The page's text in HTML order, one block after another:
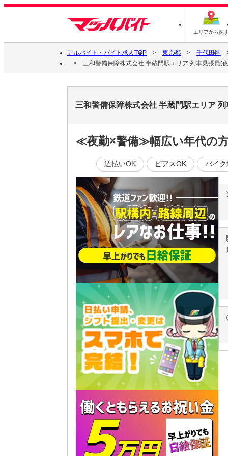
エリアから探
アルバイト・バイト求人TOP 東京都
千代田区
三和警備保障株式会社 半蔵門駅エリア 列車見張員(
三和警備保障株式会社 半蔵門駅エリア
≪夜勤×警備≫幅広い年代の
週払いOK ピアスOK バイ